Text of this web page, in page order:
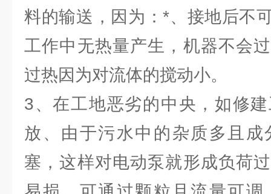
料的输送，因为：*、接地后不
工作中无热量产生，机器不会
过热因为对流体的搅动小。
3、在工地恶劣的中央，如修
放、由于污水中的杂质多且
塞，这样对电动泵就形成负荷